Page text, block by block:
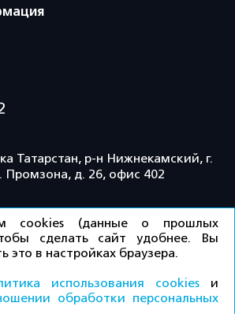
Татарстан, р-н Нижнекамский, г.
Промзона, д. 26, офис 402
«Кама» 2026 / Все права
cookies (данные о прошлых
сделать сайт удобнее. Вы
это в настройках браузера.
использования cookies и
обработки персональных